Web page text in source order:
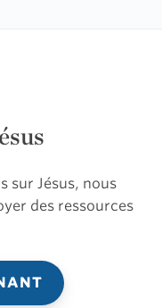
sur Jésus, nous
des ressources